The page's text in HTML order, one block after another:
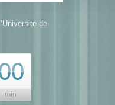
de
min